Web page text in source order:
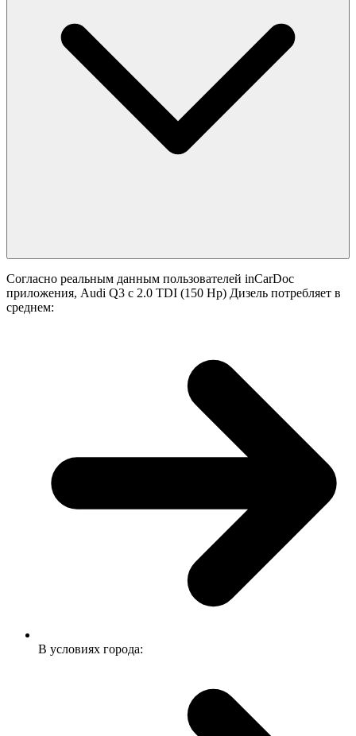
Согласно реальным данным пользователей inCarDoc
приложения, Audi Q3 с 2.0 TDI (150 Hp) Дизель потребляет в
среднем:
В условиях города: